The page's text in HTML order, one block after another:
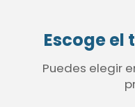
Escoge el
Puedes elegir